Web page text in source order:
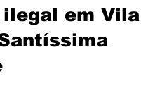
em Vila